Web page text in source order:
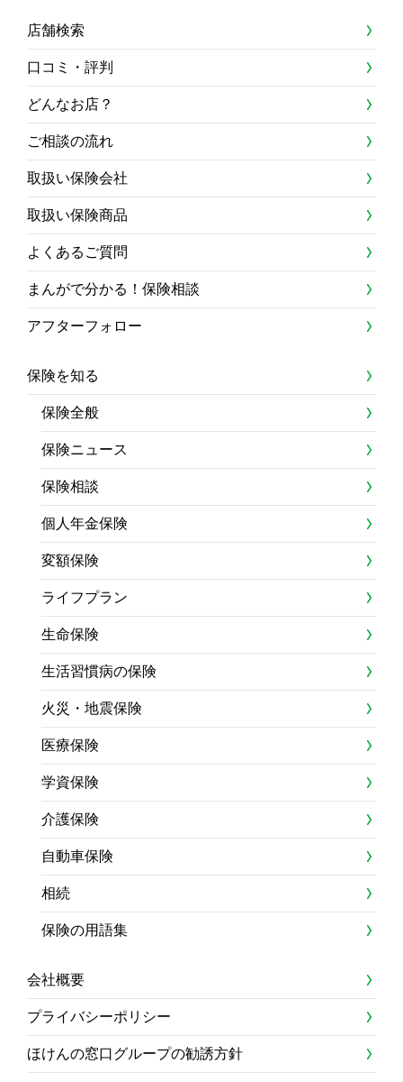
店舗検索
口コミ・評判
どんなお店？
ご相談の流れ
取扱い保険会社
取扱い保険商品
よくあるご質問
まんがで分かる！保険相談
アフターフォロー
保険を知る
保険全般
保険ニュース
保険相談
個人年金保険
変額保険
ライフプラン
生命保険
生活習慣病の保険
火災・地震保険
医療保険
学資保険
介護保険
自動車保険
相続
保険の用語集
会社概要
プライバシーポリシー
ほけんの窓口グループの勧誘方針